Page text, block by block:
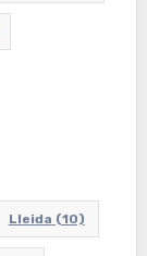
Lleida (10)